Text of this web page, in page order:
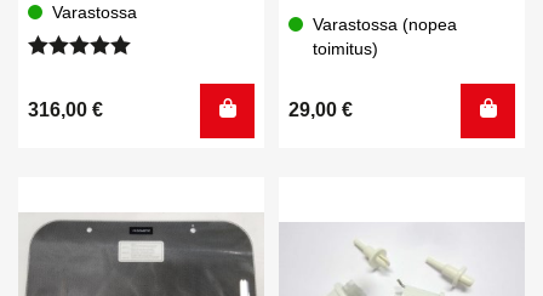
Varastossa
5.00/ 5
316,00 €
Varastossa (nopea
toimitus)
29,00 €